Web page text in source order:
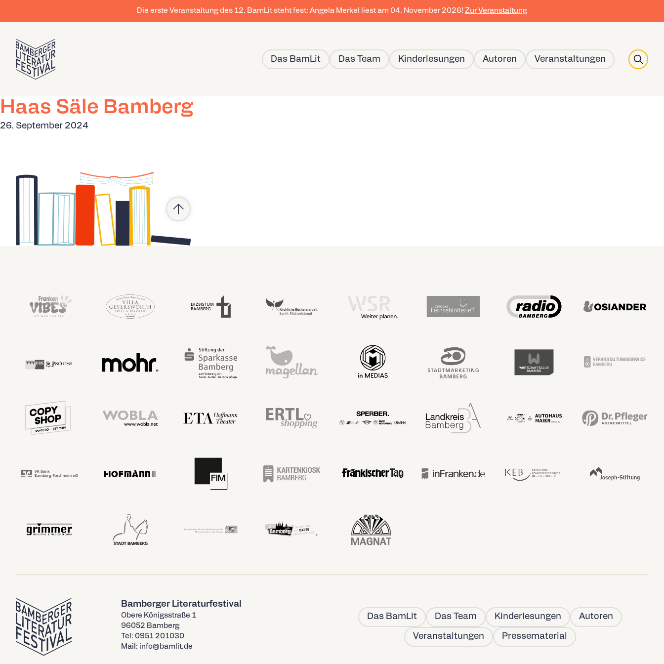
Die erste Veranstaltung des 12. BamLit steht fest: Angela Merkel liest am 04. November 2026! Zur Veranstaltung
Das BamLit Das Team Kinderlesungen Autoren Veranstaltungen Search
Haas Säle Bamberg
26. September 2024
Bamberger Literaturfestival
Obere Königsstraße 1
96052 Bamberg
Tel: 0951 201030
Mail: info@bamlit.de
Das BamLit Das Team Kinderlesungen Autoren
Veranstaltungen Pressematerial